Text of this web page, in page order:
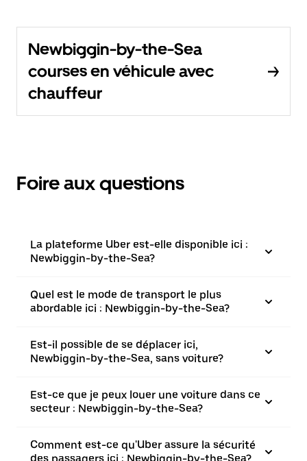
Newbiggin-by-the-Sea
courses en véhicule avec
chauffeur
Foire aux questions
La plateforme Uber est-elle disponible ici :
Newbiggin-by-the-Sea?
Quel est le mode de transport le plus
abordable ici : Newbiggin-by-the-Sea?
Est-il possible de se déplacer ici,
Newbiggin-by-the-Sea, sans voiture?
Est-ce que je peux louer une voiture dans ce
secteur : Newbiggin-by-the-Sea?
Comment est-ce qu'Uber assure la sécurité